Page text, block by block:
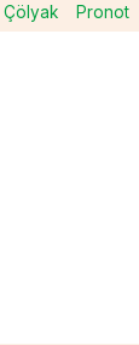
Çölyak Pronot